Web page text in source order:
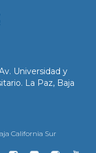
Universidad y
La Paz, Baja
California Sur